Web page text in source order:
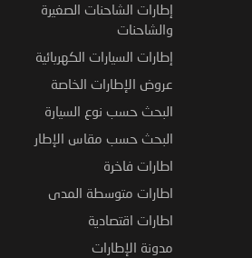
إطارات الشاحنات الصغيرة
والشاحنات
إطارات السيارات الكهربائية
عروض الإطارات الخاصة
البحث حسب نوع السيارة
البحث حسب مقاس الإطار
اطارات فاخرة
اطارات متوسطة المدى
اطارات اقتصادية
مدونة الإطارات